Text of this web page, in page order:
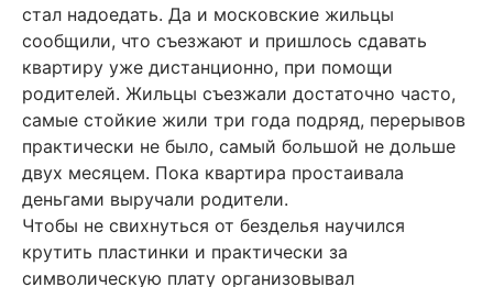
стал надоедать. Да и московские жильцы
сообщили, что съезжают и пришлось сдавать
квартиру уже дистанционно, при помощи
родителей. Жильцы съезжали достаточно часто,
самые стойкие жили три года подряд, перерывов
практически не было, самый большой не дольше
двух месяцем. Пока квартира простаивала
деньгами выручали родители.
Чтобы не свихнуться от безделья научился
крутить пластинки и практически за
символическую плату организовывал